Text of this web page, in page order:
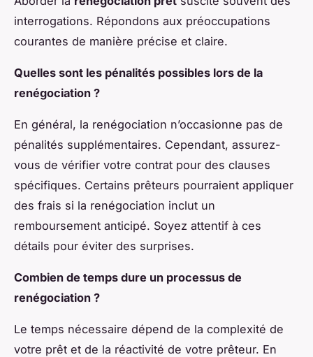
interrogations. Répondons aux préoccupations
courantes de manière précise et claire.
Quelles sont les pénalités possibles lors de la
renégociation ?
En général, la renégociation n’occasionne pas de
pénalités supplémentaires. Cependant, assurez-
vous de vérifier votre contrat pour des clauses
spécifiques. Certains prêteurs pourraient appliquer
des frais si la renégociation inclut un
remboursement anticipé. Soyez attentif à ces
détails pour éviter des surprises.
Combien de temps dure un processus de
renégociation ?
Le temps nécessaire dépend de la complexité de
votre prêt et de la réactivité de votre prêteur. En